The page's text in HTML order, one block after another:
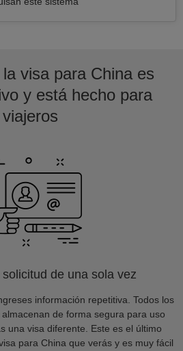
visa para China es
y está hecho para
viajeros
de una sola vez
información repetitiva. Todos los
de forma segura para uso
una visa diferente. Este es el último
para China que verás y es muy fácil